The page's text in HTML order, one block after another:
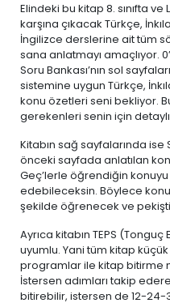
Elindeki bu kitap 8. sınıfta ve
karşına çıkacak Türkçe,
İngilizce derslerine ait tüm
sana anlatmayı amaçlıyor.
Soru Bankası’nın sol
sistemine uygun Türkçe,
konu özetleri seni bekliyor.
gerekenleri senin için
Kitabın sağ sayfalarında ise
önceki sayfada anlatılan
Geç’lerle öğrendiğin
edebileceksin. Böylece
şekilde öğrenecek ve
Ayrıca kitabın TEPS
uyumlu. Yani tüm kitap
programlar ile kitap bitirme
İstersen adımları takip
bitirebilir, istersen de 12-